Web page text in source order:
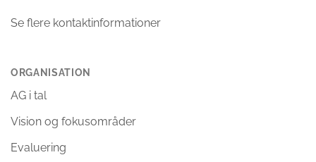
Se flere kontaktinformationer
ORGANISATION
AG i tal
Vision og fokusområder
Evaluering